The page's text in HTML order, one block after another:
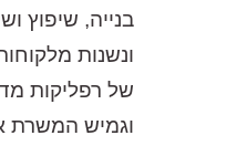
בנייה, שיפוץ
של רפליקות
וגמיש המשרת